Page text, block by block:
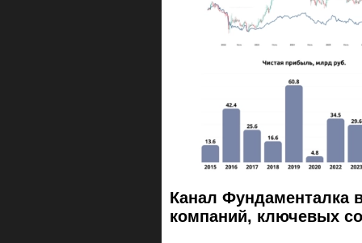
Канал Фундаменталка
компаний, ключевых